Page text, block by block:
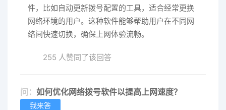
件，比如自动更新拨号配置的工具，适合经常更换
网络环境的用户。这种软件能够帮助用户在不同网
络间快速切换，确保上网体验流畅。
255 人赞同了该回答
问： 如何优化网络拨号软件以提高上网速度？
我来答